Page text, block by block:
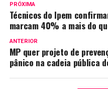
PRÓXIMA
Técnicos do Ipem
marcam 40% a mais do
ANTERIOR
MP quer projeto de
pânico na cadeia pública